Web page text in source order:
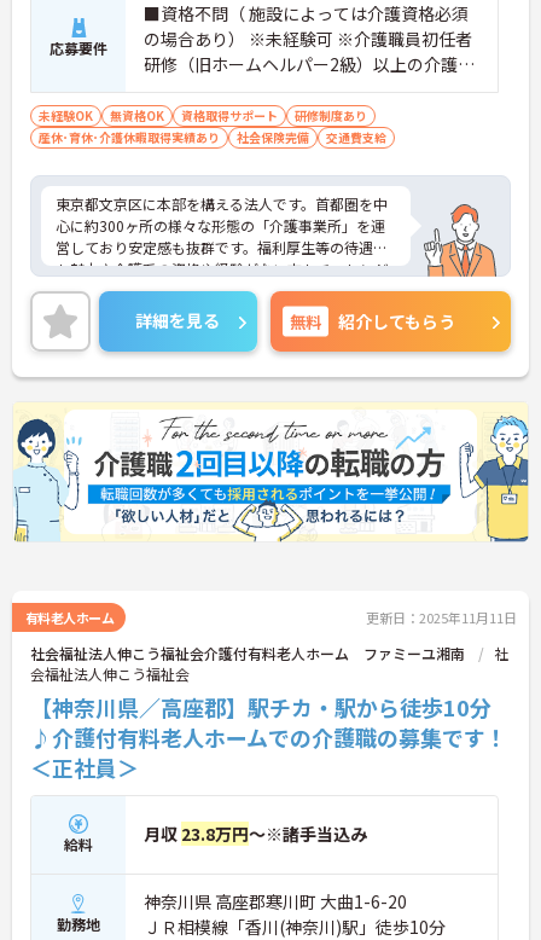
応募要件
■資格不問（ 施設によっては介護資格必須
の場合あり） ※未経験可 ※介護職員初任者
研修（旧ホームヘルパー2級）以上の介護資
格をお持ちの方優遇
未経験OK 無資格OK 資格取得サポート
研修制度あり
産休･育休･介護休暇取得実績あり
社会保険完備 交通費支給
東京都文京区に本部を構える法人です。首都圏を中
心に約300ヶ所の様々な形態の「介護事業所」を運
営しており安定感も抜群です。福利厚生等の待遇面
も魅力♪介護系の資格や経験がない方もチャレンジ
OK◎資格取得支援もあり働きながらスキルアップも
目指します。ご興味ある方には、面接対策ポイント
など、さらに詳細をお話しいたしますのでお気軽に
ご相談ください！
詳細を見る 無料 紹介してもらう
有料老人ホーム 更新日：2025年11月11日
社会福祉法人伸こう福祉会介護付有料老人ホーム ファミーユ湘南
社
会福祉法人伸こう福祉会
【神奈川県／高座郡】駅チカ・駅から徒歩10分
♪介護付有料老人ホームでの介護職の募集です！
＜正社員＞
給料 月収 23.8万円～※諸手当込み
勤務地
神奈川県 高座郡寒川町 大曲1-6-20
ＪＲ相模線「香川(神奈川)駅」徒歩10分